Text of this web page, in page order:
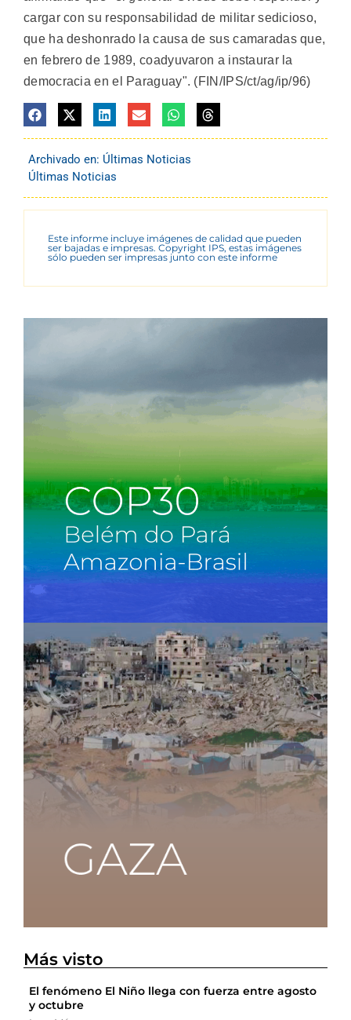
cargar con su responsabilidad de militar sedicioso,
que ha deshonrado la causa de sus camaradas que,
en febrero de 1989, coadyuvaron a instaurar la
democracia en el Paraguay". (FIN/IPS/ct/ag/ip/96)
Archivado en: Últimas Noticias
Últimas Noticias
Este informe incluye imágenes de calidad que pueden
ser bajadas e impresas. Copyright IPS, estas imágenes
sólo pueden ser impresas junto con este informe
Más visto
El fenómeno El Niño llega con fuerza entre agosto
y octubre